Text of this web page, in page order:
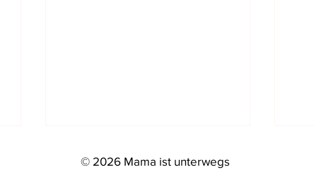
© 2026 Mama ist unterwegs